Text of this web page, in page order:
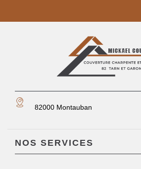
82000 Montauban
NOS SERVICES